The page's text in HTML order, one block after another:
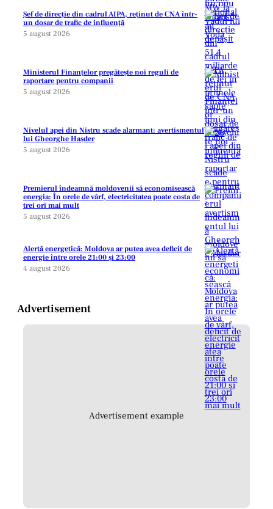
Șef de direcție din cadrul AIPA, reținut de CNA într-
un dosar de trafic de influență
5 august 2026
Ministerul Finanțelor pregătește noi reguli de
raportare pentru companii
5 august 2026
Nivelul apei din Nistru scade alarmant: avertismentul
lui Gheorghe Hașder
5 august 2026
Premierul îndeamnă moldovenii să economisească
energia: În orele de vârf, electricitatea poate costa de
trei ori mai mult
5 august 2026
Alertă energetică: Moldova ar putea avea deficit de
energie între orele 21:00 și 23:00
4 august 2026
Advertisement
Advertisement example